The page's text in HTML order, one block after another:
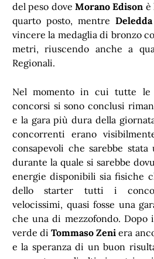
del peso dove Morano Edison è
quarto posto, mentre
vincere la medaglia di bronzo
metri, riuscendo anche a
Regionali.
Nel momento in cui tutte
concorsi si sono conclusi
e la gara più dura della
concorrenti erano
consapevoli che sarebbe stata
durante la quale si sarebbe
energie disponibili sia fisiche
dello starter tutti i
velocissimi, quasi fosse una
che una di mezzofondo. Dopo
verde diTommaso Zeniera
e la speranza di un buon